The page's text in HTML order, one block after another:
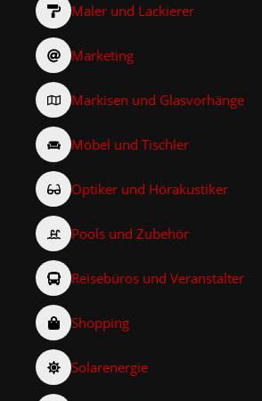
Maler und Lackierer
Marketing
Markisen und Glasvorhänge
Möbel und Tischler
Optiker und Hörakustiker
Pools und Zubehör
Reisebüros und Veranstalter
Shopping
Solarenergie